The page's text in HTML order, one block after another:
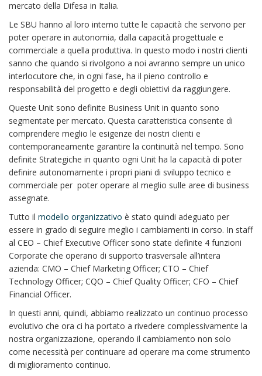
mercato della Difesa in Italia.
Le SBU hanno al loro interno tutte le capacità che servono per
poter operare in autonomia, dalla capacità progettuale e
commerciale a quella produttiva. In questo modo i nostri clienti
sanno che quando si rivolgono a noi avranno sempre un unico
interlocutore che, in ogni fase, ha il pieno controllo e
responsabilità del progetto e degli obiettivi da raggiungere.
Queste Unit sono definite Business Unit in quanto sono
segmentate per mercato. Questa caratteristica consente di
comprendere meglio le esigenze dei nostri clienti e
contemporaneamente garantire la continuità nel tempo. Sono
definite Strategiche in quanto ogni Unit ha la capacità di poter
definire autonomamente i propri piani di sviluppo tecnico e
commerciale per poter operare al meglio sulle aree di business
assegnate.
Tutto il modello organizzativo è stato quindi adeguato per
essere in grado di seguire meglio i cambiamenti in corso. In staff
al CEO – Chief Executive Officer sono state definite 4 funzioni
Corporate che operano di supporto trasversale all’intera
azienda: CMO – Chief Marketing Officer; CTO – Chief
Technology Officer; CQO – Chief Quality Officer; CFO – Chief
Financial Officer.
In questi anni, quindi, abbiamo realizzato un continuo processo
evolutivo che ora ci ha portato a rivedere complessivamente la
nostra organizzazione, operando il cambiamento non solo
come necessità per continuare ad operare ma come strumento
di miglioramento continuo.